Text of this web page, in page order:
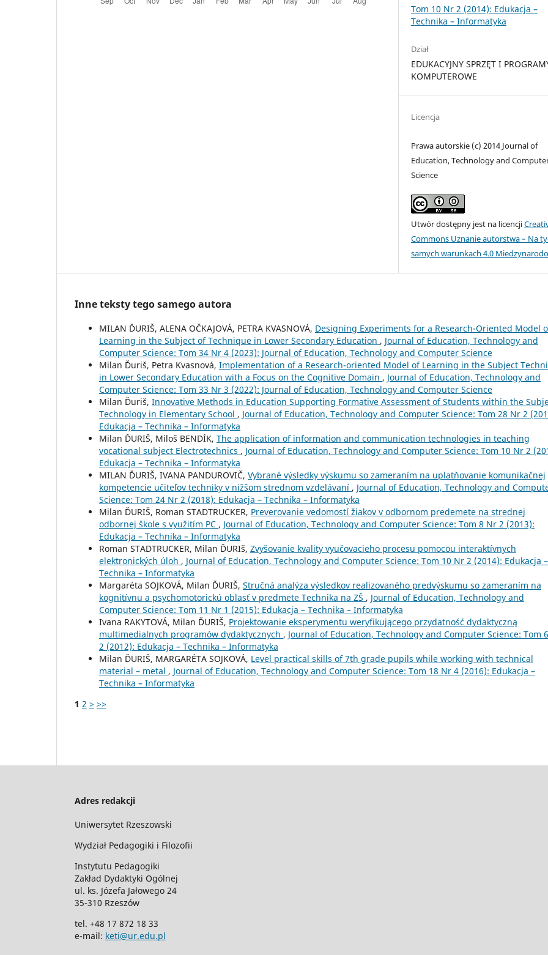
Tom 10 Nr 2 (2014): Edukacja –
Technika – Informatyka
Dział
EDUKACYJNY SPRZĘT I
KOMPUTEROWE
Licencja
Prawa autorskie (c) 2014 Journal of
Education, Technology and
Science
Utwór dostępny jest na licencji
Commons Uznanie autorstwa – Na
samych warunkach 4.0
Inne teksty tego samego autora
MILAN ĎURIŠ, ALENA OČKAJOVÁ, PETRA KVASNOVÁ, Designing Experiments for a Research-Oriented Model
Learning in the Subject of Technique in Lower Secondary Education , Journal of Education, Technology and
Computer Science: Tom 34 Nr 4 (2023): Journal of Education, Technology and Computer Science
Milan Ďuriš, Petra Kvasnová, Implementation of a Research-oriented Model of Learning in the Subject
in Lower Secondary Education with a Focus on the Cognitive Domain , Journal of Education, Technology and
Computer Science: Tom 33 Nr 3 (2022): Journal of Education, Technology and Computer Science
Milan Ďuriš, Innovative Methods in Education Supporting Formative Assessment of Students within the
Technology in Elementary School , Journal of Education, Technology and Computer Science: Tom 28 Nr 2
Edukacja – Technika – Informatyka
Milan ĎURIŠ, Miloš BENDÍK, The application of information and communication technologies in teaching
vocational subject Electrotechnics , Journal of Education, Technology and Computer Science: Tom 10 Nr 2
Edukacja – Technika – Informatyka
MILAN ĎURIŠ, IVANA PANDUROVIČ, Vybrané výsledky výskumu so zameraním na uplatňovanie komunikačnej
kompetencie učiteľov techniky v nižšom strednom vzdelávaní , Journal of Education, Technology and
Science: Tom 24 Nr 2 (2018): Edukacja – Technika – Informatyka
Milan ĎURIŠ, Roman STADTRUCKER, Preverovanie vedomostí žiakov v odbornom predemete na strednej
odbornej škole s využitím PC , Journal of Education, Technology and Computer Science: Tom 8 Nr 2 (2013):
Edukacja – Technika – Informatyka
Roman STADTRUCKER, Milan ĎURIš, Zvyšovanie kvality vyučovacieho procesu pomocou interaktívnych
elektronických úloh , Journal of Education, Technology and Computer Science: Tom 10 Nr 2 (2014): Edukacja –
Technika – Informatyka
Margaréta SOJKOVÁ, Milan ĎURIŠ, Stručná analýza výsledkov realizovaného predvýskumu so zameraním na
kognitívnu a psychomotorickú oblasť v predmete Technika na ZŠ , Journal of Education, Technology and
Computer Science: Tom 11 Nr 1 (2015): Edukacja – Technika – Informatyka
Ivana RAKYTOVÁ, Milan ĎURIŠ, Projektowanie eksperymentu weryfikującego przydatność dydaktyczną
multimedialnych programów dydaktycznych , Journal of Education, Technology and Computer Science: Tom
2 (2012): Edukacja – Technika – Informatyka
Milan ĎURIŠ, MARGARÉTA SOJKOVÁ, Level practical skills of 7th grade pupils while working with technical
material – metal , Journal of Education, Technology and Computer Science: Tom 18 Nr 4 (2016): Edukacja –
Technika – Informatyka
1 2 > >>
Adres redakcji
Uniwersytet Rzeszowski
Wydział Pedagogiki i Filozofii
Instytutu Pedagogiki
Zakład Dydaktyki Ogólnej
ul. ks. Józefa Jałowego 24
35-310 Rzeszów
tel. +48 17 872 18 33
e-mail: keti@ur.edu.pl